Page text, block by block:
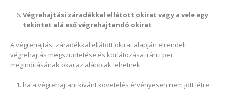
Végrehajtási záradékkal ellátott okirat vagy a vele egy
tekintet alá eső végrehajtandó okirat
A végrehajtási záradékkal ellátott okirat alapján elrendelt
végrehajtás megszüntetése és korlátozása iránti per
megindításának okai az alábbiak lehetnek:
ha a végrehajtani kívánt követelés érvényesen nem jött létre